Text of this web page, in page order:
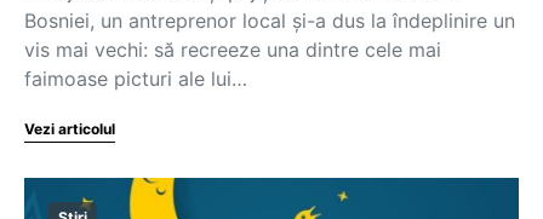
Bosniei, un antreprenor local şi-a dus la îndeplinire un
vis mai vechi: să recreeze una dintre cele mai
faimoase picturi ale lui…
Vezi articolul